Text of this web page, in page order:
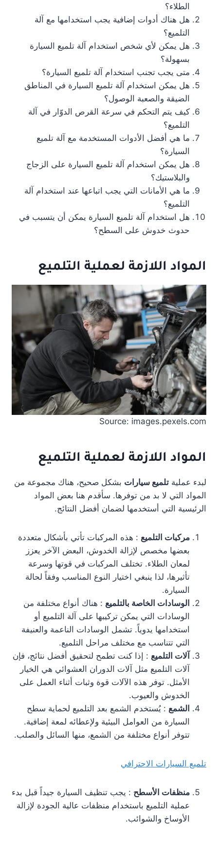
الطلاء؟
هل هناك أدوات إضافية يجب استخدامها مع آلة
التلميع؟
هل يمكن لأي شخص استخدام آلة تلميع السيارة
بسهولة؟
متى يجب تجنب استخدام آلة تلميع السيارة؟
هل يمكن استخدام آلة تلميع السيارة في المناطق
الضيقة والصعبة الوصول؟
كيف يتم التحكم في سرعة القرص الدوّار في آلة
التلميع؟
ما هي أفضل الأدوات المستخدمة مع آلة تلميع
السيارة؟
هل يمكن استخدام آلة تلميع السيارة على الزجاج
والبلاستيك؟
ما هي الأمانات التي يجب اتباعها عند استخدام آلة
التلميع؟
هل استخدام آلة تلميع السيارة يمكن أن يتسبب في
حدوث خدوش على السطح؟
المواد اللازمة لعملية التلميع
Source: images.pexels.com
المواد اللازمة لعملية التلميع
لبدء عملية تلميع سيارات بشكل صحيح، هناك مجموعة من
المواد التي لا بد من توفرها. سأقدم هنا بعض المواد
الرئيسية التي أستخدمها لضمان أفضل النتائج.
مركبات التلميع : هذه المركبات تأتي بأشكال متعددة
بعضها مخصص لإزالة الخدوش، البعض الآخر يعزز
لمعان الطلاء. تختلف المركبات في قوتها وسرعة
تأثيرها، لذا ينبغي اختيار النوع المناسب وفقاً لحالة
السيارة.
الوسادات الخاصة بالتلميع : هناك أنواع مختلفة من
الوسادات التي يمكن تركيبها على آلة التلميع أو
استخدامها يدوياً. تشمل الوسادات الناعمة والعنيفة
التي تتناسب مع مختلف مراحل التلميع.
آلات التلميع : إذا كنت تطمح لتحقيق أفضل نتائج، فإن
آلات التلميع مثل آلات الدوران العشوائي هي الخيار
الأمثل. توفر هذه الآلات قوة وثبات أثناء العمل على
الخدوش والعيوب.
الشمع : يُستخدم الشمع بعد التلميع لحماية سطح
السيارة من العوامل البيئية ولإعطائه لمعة إضافية.
تتوفر أنواع مختلفة من الشمع، منها السائل والصلب.
تلميع السيارات الاحترافي
منظفات الأسطح : يجب تنظيف السيارة جيداً قبل بدء
عملية التلميع باستخدام منظفات عالية الجودة لإزالة
الأوساخ والشوائب.